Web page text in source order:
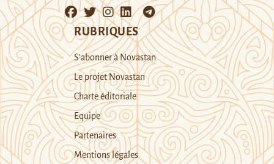
RUBRIQUES
S’abonner à Novastan
Le projet Novastan
Charte éditoriale
Equipe
Partenaires
Mentions légales